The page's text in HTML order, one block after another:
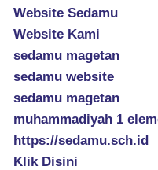
Website Sedamu
Website Kami
sedamu magetan
sedamu website
sedamu magetan
muhammadiyah 1
https://sedamu.sch.id
Klik Disini